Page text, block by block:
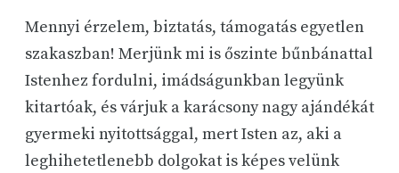
Mennyi érzelem, biztatás, támogatás egyetlen
szakaszban! Merjünk mi is őszinte bűnbánattal
Istenhez fordulni, imádságunkban legyünk
kitartóak, és várjuk a karácsony nagy ajándékát
gyermeki nyitottsággal, mert Isten az, aki a
leghihetetlenebb dolgokat is képes velünk